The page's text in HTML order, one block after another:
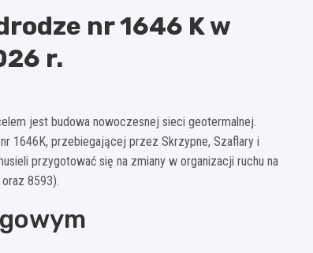
nr 1646 K w
r.
jest budowa nowoczesnej sieci geotermalnej.
1646K, przebiegającej przez Skrzypne, Szaflary i
przygotować się na zmiany w organizacji ruchu na
8593).